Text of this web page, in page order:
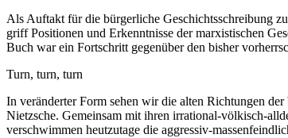
Als Auftakt für die bürgerliche Geschichtsschreibung
griff Positionen und Erkenntnisse der marxistischen
Buch war ein Fortschritt gegenüber den bisher
Turn, turn, turn
In veränderter Form sehen wir die alten Richtungen
Nietzsche. Gemeinsam mit ihren irrational-völkisch-
verschwimmen heutzutage die aggressiv-